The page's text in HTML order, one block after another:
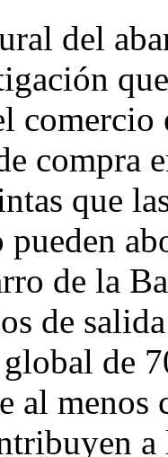
del
compra
que
de la
de
de
al